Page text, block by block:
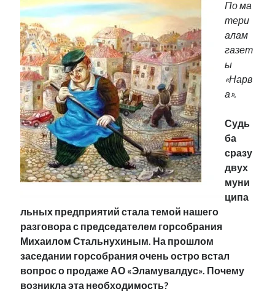
Интервью
Книга
Личное
Нарва и северо-восток
Обзор прессы
Образование
Парламент и правительство
Фотографии
Экономика
Эстония и Россия
Юмор
radio narva takinada андрус ансип
ансиппиада безработица видео
в поисках здравого смысла
высказывание
По ма
тери
алам
газет
ы
«Нарв
а».
Судь
ба
сразу
двух
муни
ципа
льных предприятий стала темой нашего
разговора с председателем горсобрания
Михаилом Стальнухиным. На прошлом
заседании горсобрания очень остро встал
вопрос о продаже АО «Эламувалдус». Почему
возникла эта необходимость?